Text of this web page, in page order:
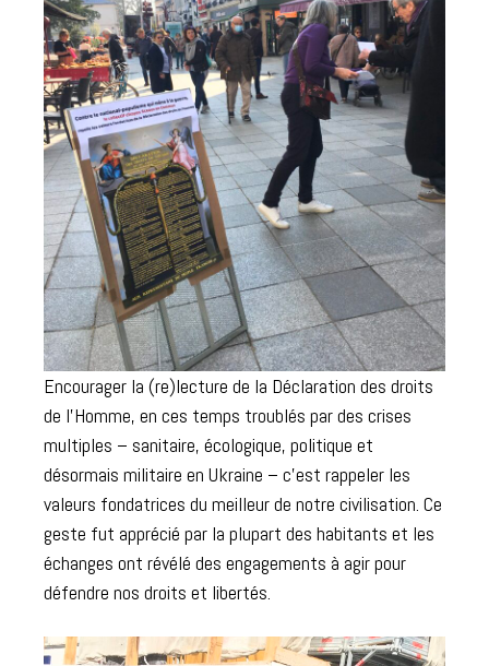
Encourager la (re)lecture de la Déclaration des droits
de l’Homme, en ces temps troublés par des crises
multiples – sanitaire, écologique, politique et
désormais militaire en Ukraine – c’est rappeler les
valeurs fondatrices du meilleur de notre civilisation. Ce
geste fut apprécié par la plupart des habitants et les
échanges ont révélé des engagements à agir pour
défendre nos droits et libertés.